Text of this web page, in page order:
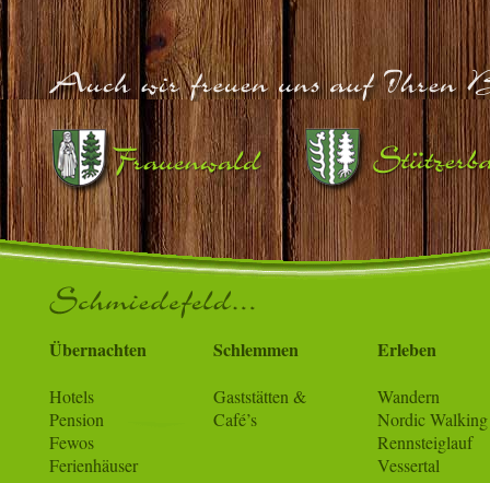
Übernachten
Hotels
Pension
Fewos
Ferienhäuser
Schlemmen
Gaststätten &
Café’s
Erleben
Wandern
Nordic Walking
Rennsteiglauf
Vessertal